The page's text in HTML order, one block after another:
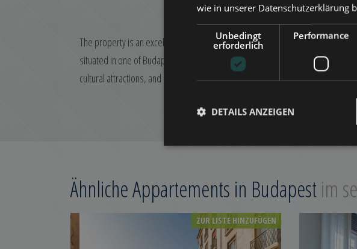
The property is an excellent choice as a private residence, a city home, or an
situated in one of Budapest’s most popular and dynamically developing
cultural attractions, and public transport options in the immediate vicinity.
Ähnliche Appartements in Budapestim
ZUR LISTE HINZUFÜGEN
wie in unserer Datenschutzerklärung
Unbedingt
erforderlich
Performance
DETAILS ANZEIGEN